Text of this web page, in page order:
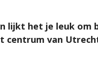
lijkt het je leuk om
centrum van